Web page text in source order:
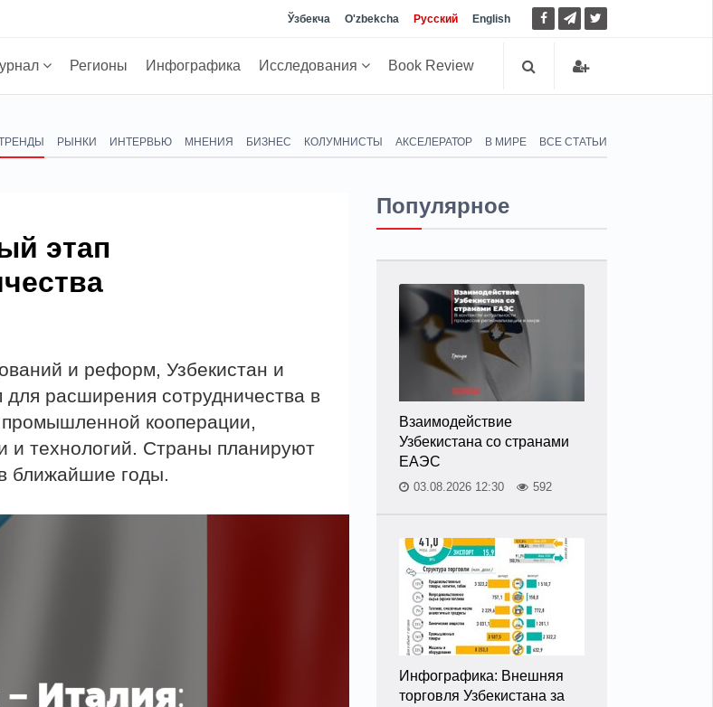
Ўзбекча O'zbekcha Русский English
Регионы Инфографика Исследования Book Review
РЫНКИ ИНТЕРВЬЮ МНЕНИЯ БИЗНЕС КОЛУМНИСТЫ АКСЕЛЕРАТОР В МИРЕ ВСЕ СТАТЬИ
этап
и реформ, Узбекистан и
расширения сотрудничества в
промышленной кооперации,
и технологий. Страны планируют
ближайшие годы.
Популярное
Взаимодействие
Узбекистана со странами
ЕАЭС
03.08.2026 12:30 592
Инфографика: Внешняя
торговля Узбекистана за